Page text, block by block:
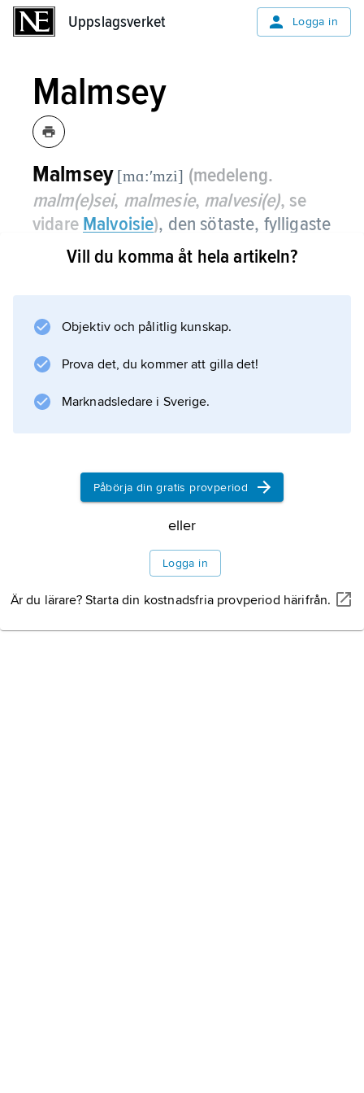
Uppslagsverket Logga in
Malmsey
Malmsey [mɑ:ʹmzi] (medeleng.
malm(e)sei, malmesie, malvesi(e), se
vidare Malvoisie), den sötaste, fylligaste
och mörkaste typen av madeiravin,
Det dricks till kraftiga, lagade desserter.
Vill du komma åt hela artikeln?
Objektiv och pålitlig kunskap.
Prova det, du kommer att gilla det!
Marknadsledare i Sverige.
Påbörja din gratis provperiod
eller
Logga in
Är du lärare? Starta din kostnadsfria provperiod härifrån.